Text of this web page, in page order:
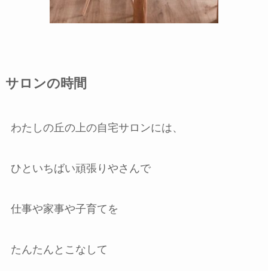
サロンの時間
わたしの丘の上の自宅サロンには、
ひといちばい頑張りやさんで
仕事や家事や子育てを
たんたんとこなして